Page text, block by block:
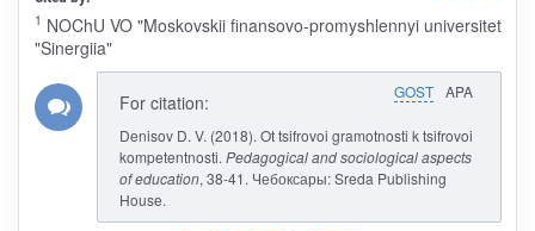
1 NOChU VO "Moskovskii finansovo-promyshlennyi universitet
"Sinergiia"
GOST APA
For citation:
Denisov D. V. (2018). Ot tsifrovoi gramotnosti k tsifrovoi
kompetentnosti. Pedagogical and sociological aspects
of education, 38-41. Чебоксары: Sreda Publishing
House.